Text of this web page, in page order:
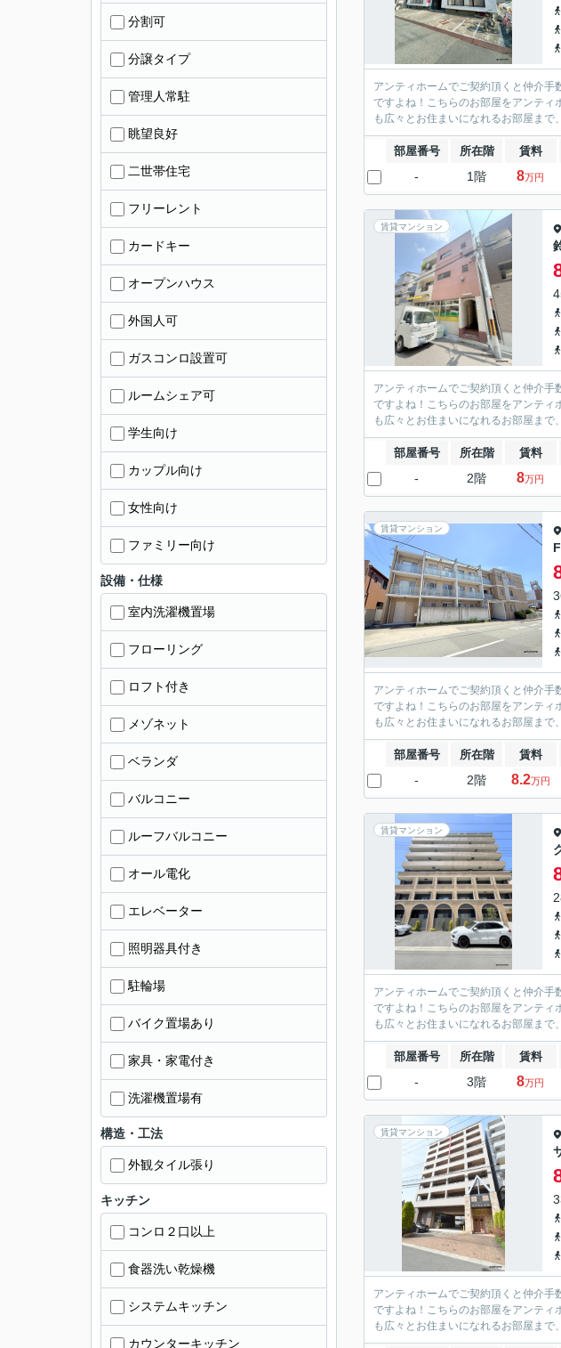
アンティホームでご契約頂くと仲介
ですよね！こちらのお部屋をアンティ
も広々とお住まいになれるお部屋まで
部屋番号 所在階 賃料
- 1階 8万円
賃貸マンション
アンティホームでご契約頂くと仲介
ですよね！こちらのお部屋をアンティ
も広々とお住まいになれるお部屋まで
部屋番号 所在階 賃料
- 2階 8万円
賃貸マンション
アンティホームでご契約頂くと仲介
ですよね！こちらのお部屋をアンティ
も広々とお住まいになれるお部屋まで
部屋番号 所在階 賃料
- 2階 8.2万円
賃貸マンション
アンティホームでご契約頂くと仲介
ですよね！こちらのお部屋をアンティ
も広々とお住まいになれるお部屋まで
部屋番号 所在階 賃料
- 3階 8万円
賃貸マンション
アンティホームでご契約頂くと仲介
ですよね！こちらのお部屋をアンティ
も広々とお住まいになれるお部屋まで
分割可
分譲タイプ
管理人常駐
眺望良好
二世帯住宅
フリーレント
カードキー
オープンハウス
外国人可
ガスコンロ設置可
ルームシェア可
学生向け
カップル向け
女性向け
ファミリー向け
設備・仕様
室内洗濯機置場
フローリング
ロフト付き
メゾネット
ベランダ
バルコニー
ルーフバルコニー
オール電化
エレベーター
照明器具付き
駐輪場
バイク置場あり
家具・家電付き
洗濯機置場有
構造・工法
外観タイル張り
キッチン
コンロ２口以上
食器洗い乾燥機
システムキッチン
カウンターキッチン